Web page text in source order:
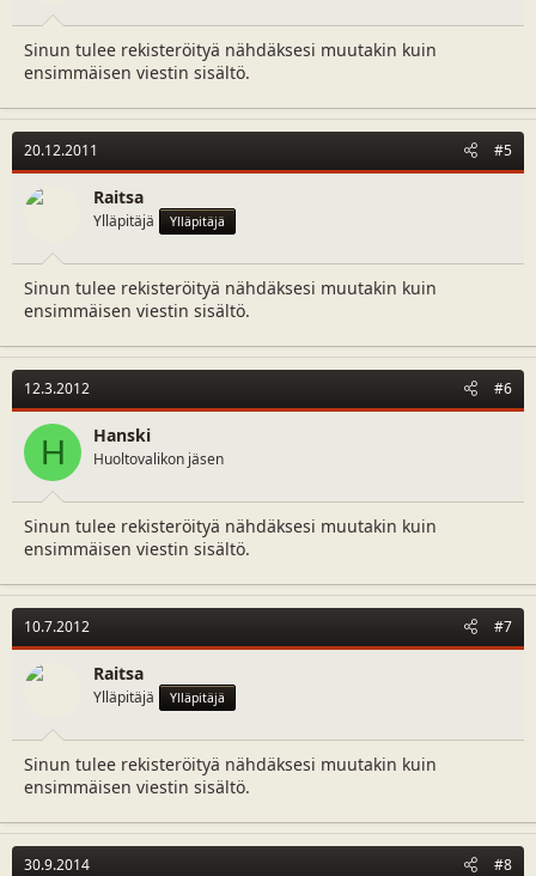
Sinun tulee rekisteröityä nähdäksesi muutakin kuin
ensimmäisen viestin sisältö.
20.12.2011 #5
Raitsa
Ylläpitäjä Ylläpitäjä
Sinun tulee rekisteröityä nähdäksesi muutakin kuin
ensimmäisen viestin sisältö.
12.3.2012 #6
H Hanski
Huoltovalikon jäsen
Sinun tulee rekisteröityä nähdäksesi muutakin kuin
ensimmäisen viestin sisältö.
10.7.2012 #7
Raitsa
Ylläpitäjä Ylläpitäjä
Sinun tulee rekisteröityä nähdäksesi muutakin kuin
ensimmäisen viestin sisältö.
30.9.2014 #8